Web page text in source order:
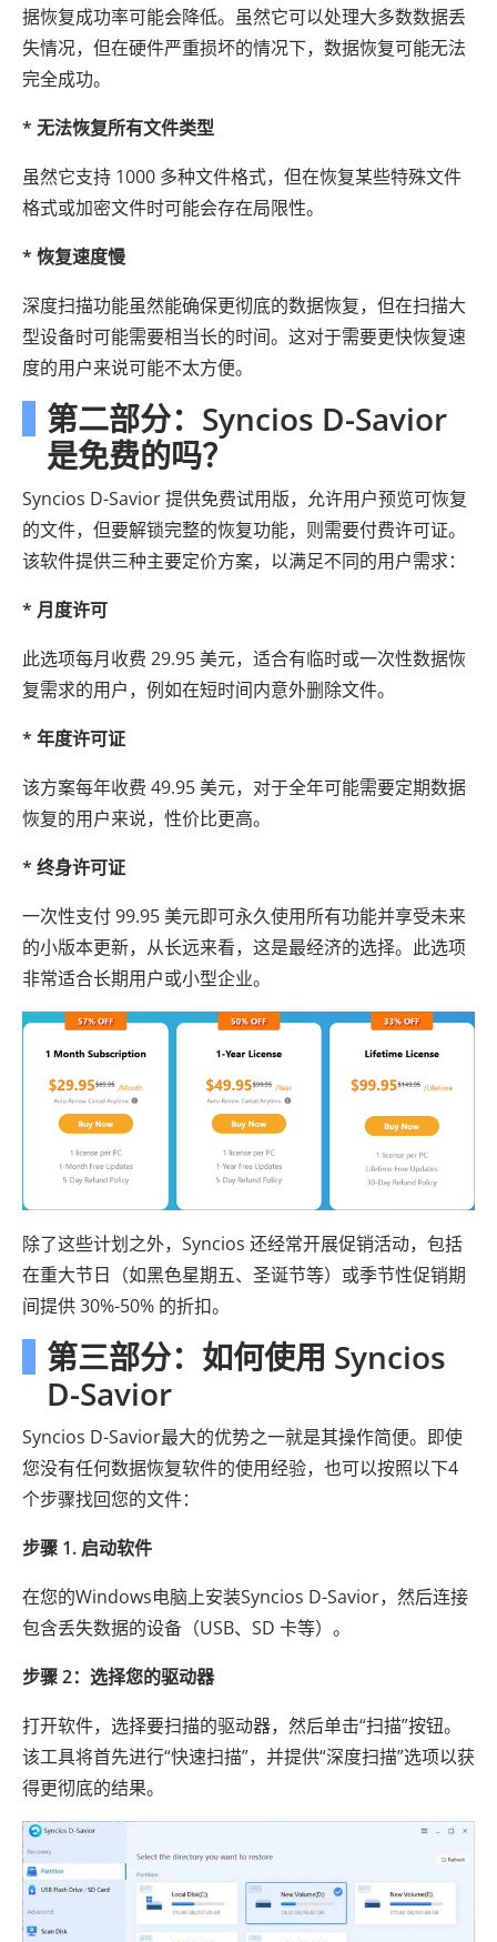
据恢复成功率可能会降低。虽然它可以处理大多数数据丢
失情况，但在硬件严重损坏的情况下，数据恢复可能无法
完全成功。
* 无法恢复所有文件类型
虽然它支持 1000 多种文件格式，但在恢复某些特殊文件
格式或加密文件时可能会存在局限性。
* 恢复速度慢
深度扫描功能虽然能确保更彻底的数据恢复，但在扫描大
型设备时可能需要相当长的时间。这对于需要更快恢复速
度的用户来说可能不太方便。
第二部分：Syncios D-Savior
是免费的吗？
Syncios D-Savior 提供免费试用版，允许用户预览可恢复
的文件，但要解锁完整的恢复功能，则需要付费许可证。
该软件提供三种主要定价方案，以满足不同的用户需求：
* 月度许可
此选项每月收费 29.95 美元，适合有临时或一次性数据恢
复需求的用户，例如在短时间内意外删除文件。
* 年度许可证
该方案每年收费 49.95 美元，对于全年可能需要定期数据
恢复的用户来说，性价比更高。
* 终身许可证
一次性支付 99.95 美元即可永久使用所有功能并享受未来
的小版本更新，从长远来看，这是最经济的选择。此选项
非常适合长期用户或小型企业。
除了这些计划之外，Syncios 还经常开展促销活动，包括
在重大节日（如黑色星期五、圣诞节等）或季节性促销期
间提供 30%-50% 的折扣。
第三部分：如何使用 Syncios
D-Savior
Syncios D-Savior最大的优势之一就是其操作简便。即使
您没有任何数据恢复软件的使用经验，也可以按照以下4
个步骤找回您的文件：
步骤 1. 启动软件
在您的Windows电脑上安装Syncios D-Savior，然后连接
包含丢失数据的设备（USB、SD 卡等）。
步骤 2：选择您的驱动器
打开软件，选择要扫描的驱动器，然后单击“扫描”按钮。
该工具将首先进行“快速扫描”，并提供“深度扫描”选项以获
得更彻底的结果。